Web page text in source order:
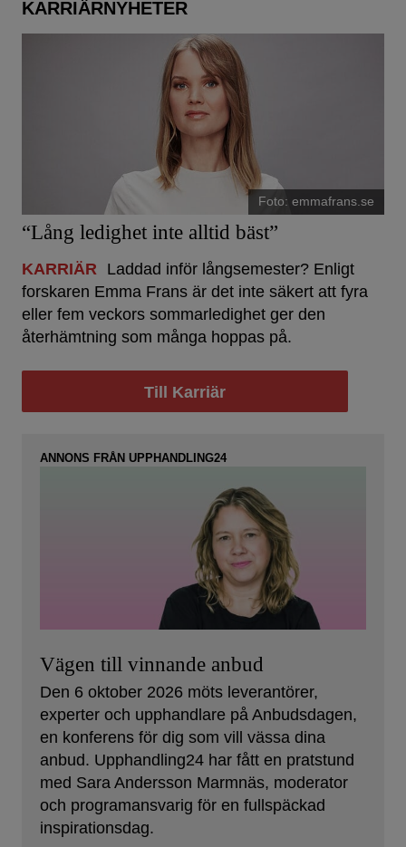
KARRIÄRNYHETER
Foto: emmafrans.se
“Lång ledighet inte alltid bäst”
KARRIÄR
Laddad inför långsemester? Enligt
forskaren Emma Frans är det inte säkert att fyra
eller fem veckors sommarledighet ger den
återhämtning som många hoppas på.
Till Karriär
ANNONS FRÅN UPPHANDLING24
Vägen till vinnande anbud
Den 6 oktober 2026 möts leverantörer,
experter och upphandlare på Anbudsdagen,
en konferens för dig som vill vässa dina
anbud. Upphandling24 har fått en pratstund
med Sara Andersson Marmnäs, moderator
och programansvarig för en fullspäckad
inspirationsdag.